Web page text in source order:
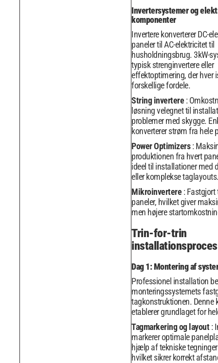
Invertersystemer og
komponenter
Invertere konverterer DC-
paneler til AC-elektricitet til
husholdningsbrug. 3kW-
typisk strenginvertere eller
effektoptimering, der hver
forskellige fordele.
String invertere :
løsning velegnet til
problemer med skygge.
konverterer strøm fra hele
Power Optimizers:
produktionen fra hvert
ideel til installationer med
eller komplekse
Mikroinvertere :
paneler, hvilket giver
men højere
Trin-for-trin
installationsproces
Dag 1: Montering af
Professionel installation
monteringssystemets
tagkonstruktionen. Denne
etablerer grundlaget for
Tagmarkering og layout :
markerer optimale
hjælp af tekniske
hvilket sikrer korrekt